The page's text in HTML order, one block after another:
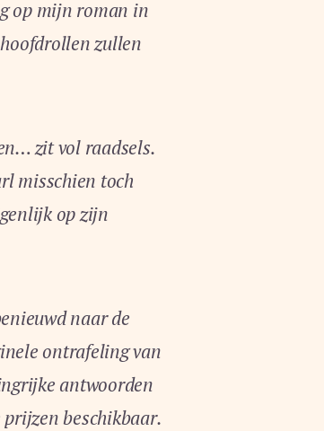
op mijn roman in
zullen
zit vol raadsels.
misschien toch
op zijn
naar de
ontrafeling van
antwoorden
beschikbaar.